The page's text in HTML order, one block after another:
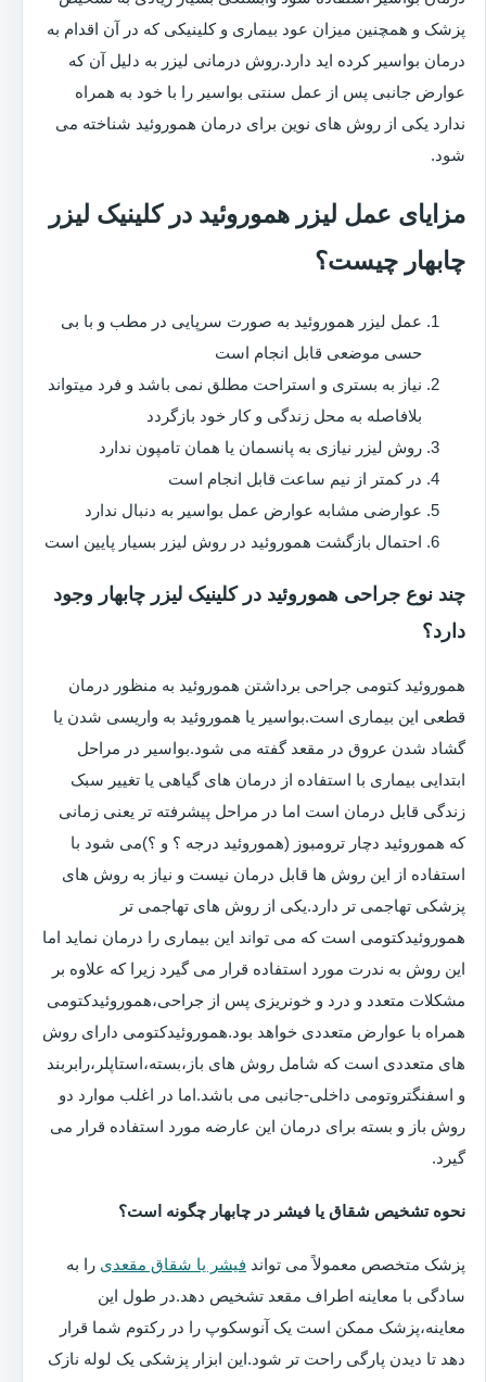
پزشک و همچنین میزان عود بیماری و کلینیکی که در آن اقدام به
درمان بواسیر کرده اید دارد.روش درمانی لیزر به دلیل آن که
عوارض جانبی پس از عمل سنتی بواسیر را با خود به همراه
ندارد یکی از روش های نوین برای درمان هموروئید شناخته می
شود.
مزایای عمل لیزر هموروئید در کلینیک لیزر
چابهار چیست؟
عمل لیزر هموروئید به صورت سرپایی در مطب و با بی
حسی موضعی قابل انجام است
نیاز به بستری و استراحت مطلق نمی باشد و فرد میتواند
بلافاصله به محل زندگی و کار خود بازگردد
روش لیزر نیازی به پانسمان یا همان تامپون ندارد
در کمتر از نیم ساعت قابل انجام است
عوارضی مشابه عوارض عمل بواسیر به دنبال ندارد
احتمال بازگشت هموروئید در روش لیزر بسیار پایین است
چند نوع جراحی هموروئید در کلینیک لیزر چابهار وجود
دارد؟
هموروئید کتومی جراحی برداشتن هموروئید به منظور درمان
قطعی این بیماری است.بواسیر یا هموروئید به واریسی شدن یا
گشاد شدن عروق در مقعد گفته می شود.بواسیر در مراحل
ابتدایی بیماری با استفاده از درمان های گیاهی یا تغییر سبک
زندگی قابل درمان است اما در مراحل پیشرفته تر یعنی زمانی
که هموروئید دچار ترومبوز (هموروئید درجه ؟ و ؟)می شود با
استفاده از این روش ها قابل درمان نیست و نیاز به روش های
پزشکی تهاجمی تر دارد.یکی از روش های تهاجمی تر
هموروئیدکتومی است که می تواند این بیماری را درمان نماید اما
این روش به ندرت مورد استفاده قرار می گیرد زیرا که علاوه بر
مشکلات متعدد و درد و خونریزی پس از جراحی،هموروئیدکتومی
همراه با عوارض متعددی خواهد بود.هموروئیدکتومی دارای روش
های متعددی است که شامل روش های باز،بسته،استاپلر،رابربند
و اسفنگتروتومی داخلی-جانبی می باشد.اما در اغلب موارد دو
روش باز و بسته برای درمان این عارضه مورد استفاده قرار می
گیرد.
نحوه تشخیص شقاق یا فیشر در چابهار چگونه است؟
پزشک متخصص معمولاً می تواند فیشر یا شقاق مقعدی را به
سادگی با معاینه اطراف مقعد تشخیص دهد.در طول این
معاینه،پزشک ممکن است یک آنوسکوپ را در رکتوم شما قرار
دهد تا دیدن پارگی راحت تر شود.این ابزار پزشکی یک لوله نازک